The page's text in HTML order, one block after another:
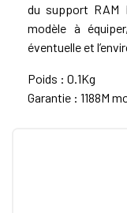
du support RAM
modèle à
éventuelle et
Poids : 0.1Kg
Garantie : 1188M